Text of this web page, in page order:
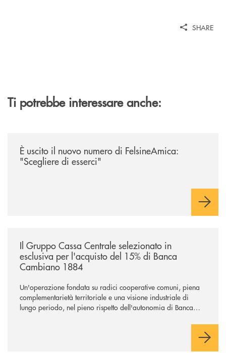
SHARE
Ti potrebbe interessare anche:
È uscito il nuovo numero di FelsineAmica:
"Scegliere di esserci"
Il Gruppo Cassa Centrale selezionato in
esclusiva per l'acquisto del 15% di Banca
Cambiano 1884
Un'operazione fondata su radici cooperative comuni, piena
complementarietà territoriale e una visione industriale di
lungo periodo, nel pieno rispetto dell'autonomia di Banca
negoziazione esclusiva per la finalizzazione dell’operazione.